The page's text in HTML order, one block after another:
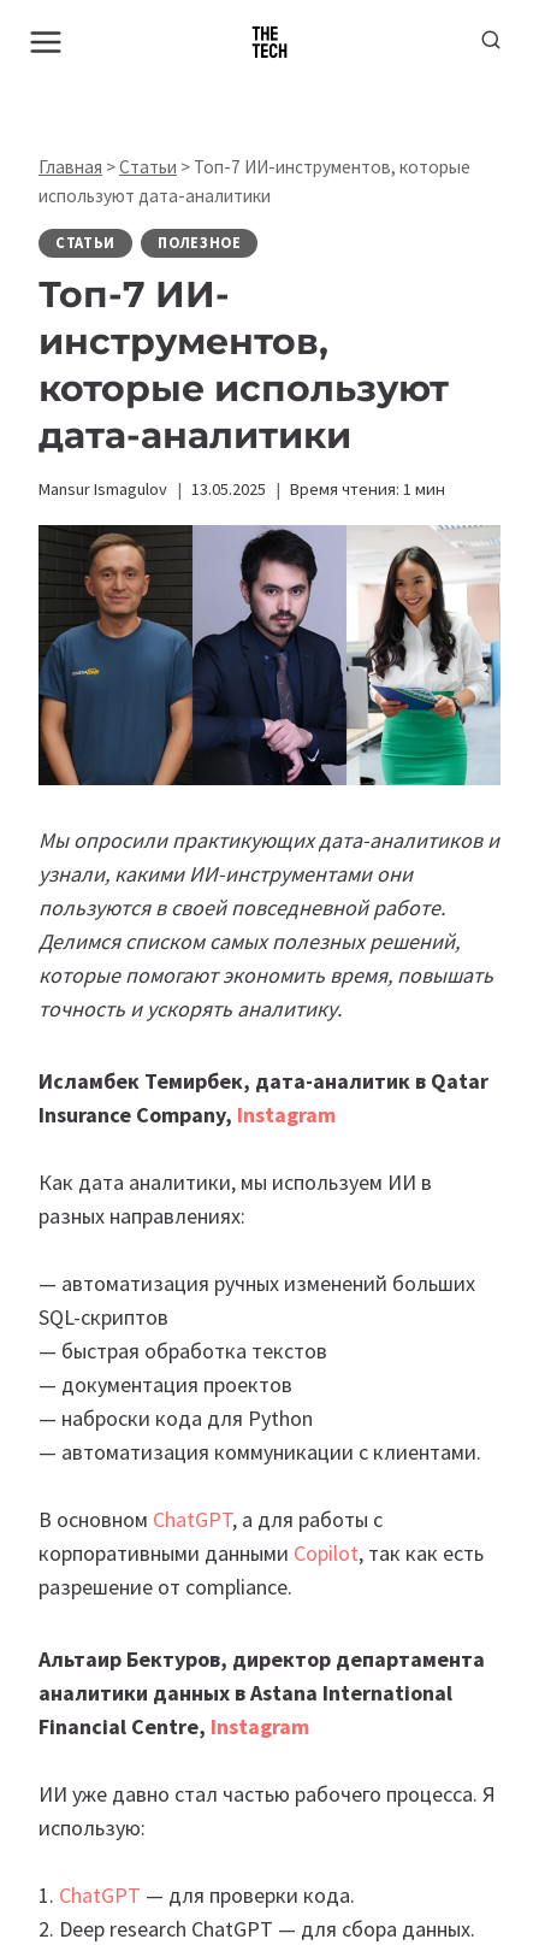
Главная >Статьи > Топ-7 ИИ-инструментов, которые
используют дата-аналитики
СТАТЬИ ПОЛЕЗНОЕ
Топ-7 ИИ-
инструментов,
которые используют
дата-аналитики
Mansur Ismagulov 13.05.2025 Время чтения: 1 мин
Мы опросили практикующих дата-аналитиков и
узнали, какими ИИ-инструментами они
пользуются в своей повседневной работе.
Делимся списком самых полезных решений,
которые помогают экономить время, повышать
точность и ускорять аналитику.
Исламбек Темирбек, дата-аналитик в Qatar
Insurance Company, Instagram
Как дата аналитики, мы используем ИИ в
разных направлениях:
— автоматизация ручных изменений больших
SQL-скриптов
— быстрая обработка текстов
— документация проектов
— наброски кода для Python
— автоматизация коммуникации с клиентами.
В основном ChatGPT, а для работы с
корпоративными данными Copilot, так как есть
разрешение от compliance.
Альтаир Бектуров, директор департамента
аналитики данных в Astana International
Financial Centre, Instagram
ИИ уже давно стал частью рабочего процесса. Я
использую:
1. ChatGPT — для проверки кода.
2. Deep research ChatGPT — для сбора данных.